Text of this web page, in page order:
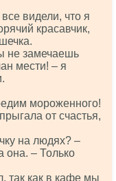
видели, что я
красавчик,
не замечаешь
мести! – я
мороженного!
от счастья,
на людях? –
она. – Только
так как в кафе мы